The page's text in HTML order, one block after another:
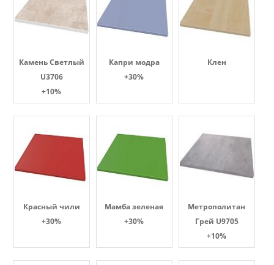
Камень Светлый
U3706
+10%
Капри модра
+30%
Клен
Красный чили
+30%
Мамба зеленая
+30%
Метрополитан
Грей U9705
+10%